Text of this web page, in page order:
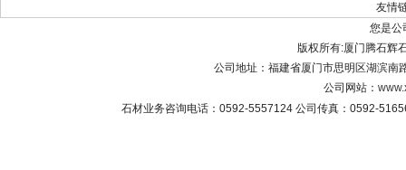
友
您是公
版权所有:厦门腾石辉
公司地址：福建省厦门市思明区湖滨
公司网站：
石材业务咨询电话：0592-5557124 公司传真：0592-